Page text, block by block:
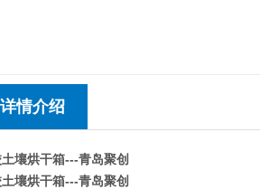
详情介绍
壤烘干箱---青岛聚创
壤烘干箱---青岛聚创